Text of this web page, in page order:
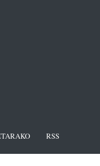
RSS